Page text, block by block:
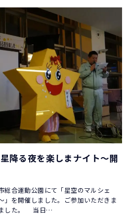
降る夜を楽しまナイト～開
総合運動公園にて「星空のマルシェ
」を開催しました。ご参加いただきま
ました。 当日…